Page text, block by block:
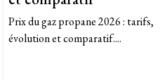
Prix du gaz propane 2026 : tarifs,
évolution et comparatif....